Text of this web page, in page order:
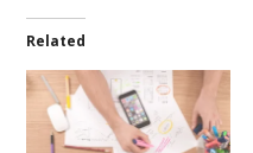
Related